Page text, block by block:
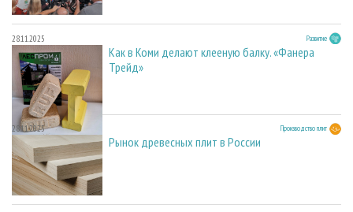
28.11.2025 Развитие
Как в Коми делают клееную балку. «Фанера
Трейд»
28.11.2025 Производство плит
Рынок древесных плит в России